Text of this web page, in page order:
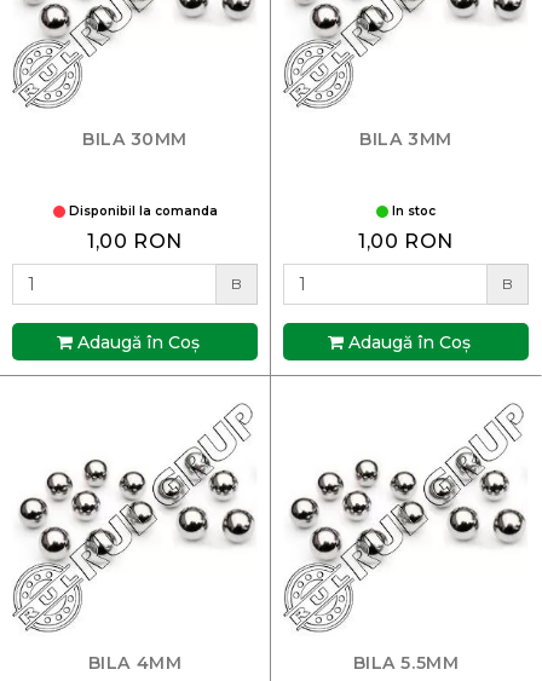
BILA 30MM
Disponibil la comanda
1,00 RON
B
Adaugă în Coş
BILA 3MM
In stoc
1,00 RON
B
Adaugă în Coş
BILA 4MM BILA 5.5MM